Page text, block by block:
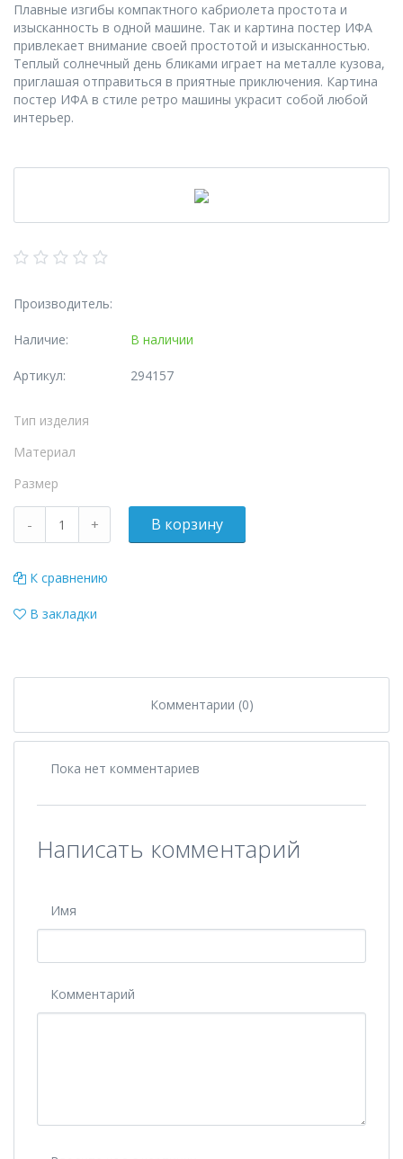
Плавные изгибы компактного кабриолета простота и
изысканность в одной машине. Так и картина постер ИФА
привлекает внимание своей простотой и изысканностью.
Теплый солнечный день бликами играет на металле кузова,
приглашая отправиться в приятные приключения. Картина
постер ИФА в стиле ретро машины украсит собой любой
интерьер.
Производитель:
Наличие: В наличии
Артикул: 294157
Тип изделия
Материал
Размер
К сравнению
В закладки
Комментарии (0)
Пока нет комментариев
Написать комментарий
Имя
Комментарий